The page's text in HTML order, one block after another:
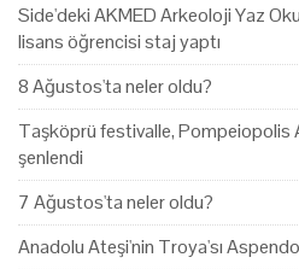
Side'deki AKMED Arkeoloji Yaz
lisans öğrencisi staj yaptı
8 Ağustos'ta neler oldu?
Taşköprü festivalle, Pompeiopolis
şenlendi
7 Ağustos'ta neler oldu?
Anadolu Ateşi'nin Troya'sı